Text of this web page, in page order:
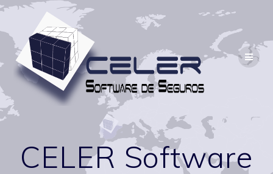
al
contenido
CELER Software